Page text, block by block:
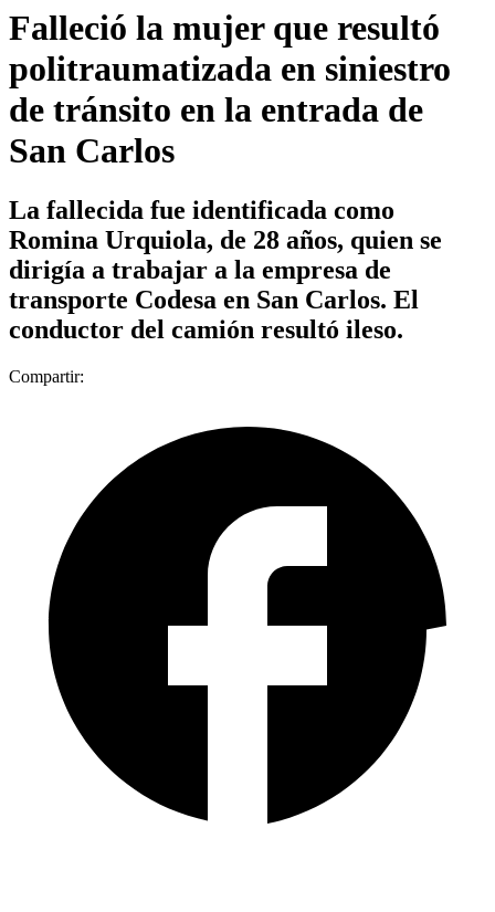
Falleció la mujer que resultó
politraumatizada en siniestro
de tránsito en la entrada de
San Carlos
La fallecida fue identificada como
Romina Urquiola, de 28 años, quien se
dirigía a trabajar a la empresa de
transporte Codesa en San Carlos. El
conductor del camión resultó ileso.
Compartir: